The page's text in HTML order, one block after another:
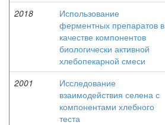
2018
Использование
ферментных препаратов в
качестве компонентов
биологически активной
хлебопекарной смеси
2001
Исследование
взаимодействия селена с
компонентами хлебного
теста